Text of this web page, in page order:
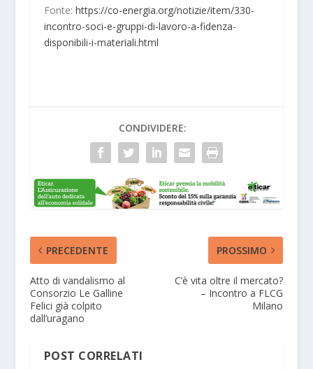
Fonte: https://co-energia.org/notizie/item/330-
incontro-soci-e-gruppi-di-lavoro-a-fidenza-
disponibili-i-materiali.html
CONDIVIDERE:
PRECEDENTE
Atto di vandalismo al
Consorzio Le Galline
Felici già colpito
dall’uragano
PROSSIMO
C’è vita oltre il mercato?
– Incontro a FLCG
Milano
POST CORRELATI